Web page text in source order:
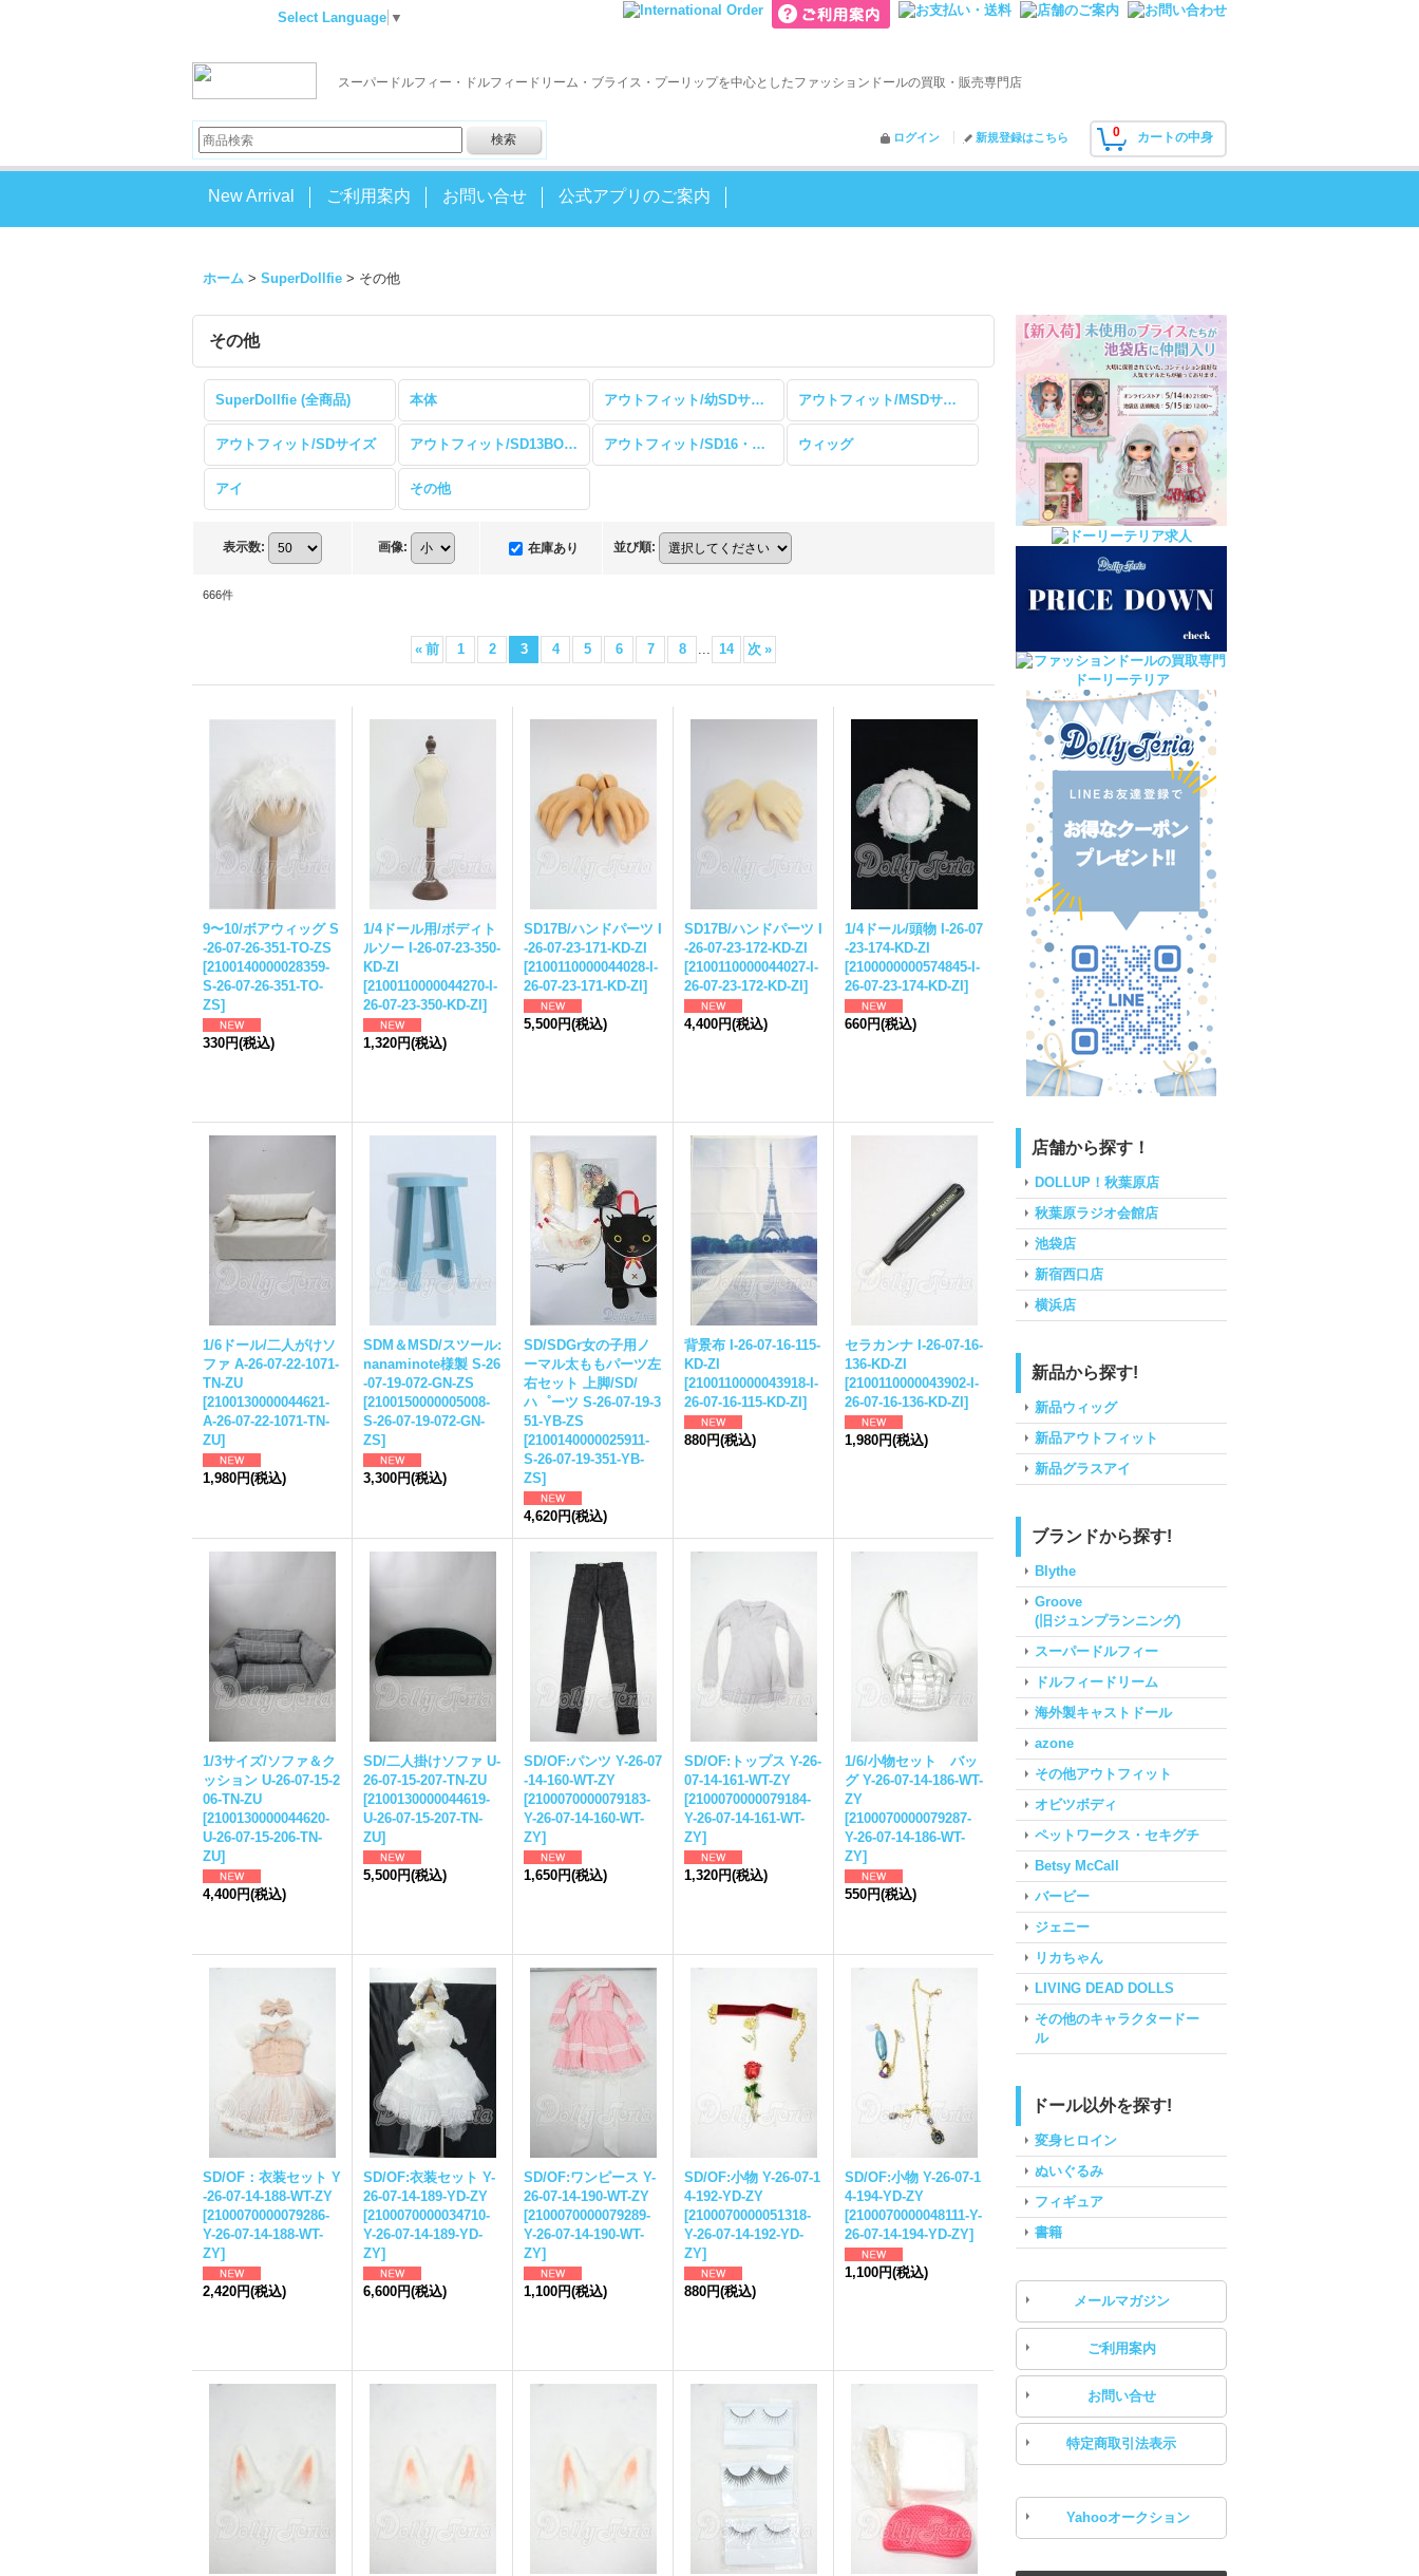
Select Language ▼
スーパードルフィー・ドルフィードリーム・ブライス・プーリップを中心としたファッションドールの買取・販売専門店
0 カートの中身
ログイン 新規登録はこちら
New Arrival ご利用案内 お問い合せ 公式アプリのご案内
ホーム > SuperDollfie > その他
その他
SuperDollfie (全商品) 本体 アウトフィット/幼SDサイズ アウトフィット/MSDサイズ
アウトフィット/SDサイズ アウトフィット/SD13BOYサイズ アウトフィット/SD16・SD17サイズ ウィッグ
アイ その他
表示数: 画像: 在庫あり 並び順:
666件
« 前 1 2 3 4 5 6 7 8 ... 14 次 »
9〜10/ボアウィッグ S
-26-07-26-351-TO-ZS
[2100140000028359-
S-26-07-26-351-TO-
ZS]
330円(税込)
1/4ドール用/ボディト
ルソー I-26-07-23-350-
KD-ZI
[2100110000044270-I-
26-07-23-350-KD-ZI ]
1,320円(税込)
SD17B/ハンドパーツ I
-26-07-23-171-KD-ZI
[2100110000044028-I-
26-07-23-171-KD-ZI ]
5,500円(税込)
SD17B/ハンドパーツ I
-26-07-23-172-KD-ZI
[2100110000044027-I-
26-07-23-172-KD-ZI ]
4,400円(税込)
1/4ドール/頭物 I-26-07
-23-174-KD-ZI
[2100000000574845-I-
26-07-23-174-KD-ZI ]
660円(税込)
1/6ドール/二人がけソ
ファ A-26-07-22-1071-
TN-ZU
[2100130000044621-
A-26-07-22-1071-TN-
ZU]
1,980円(税込)
SDM＆MSD/スツール:
nanaminote様製 S-26
-07-19-072-GN-ZS
[2100150000005008-
S-26-07-19-072-GN-
ZS]
3,300円(税込)
SD/SDGr女の子用ノ
ーマル太ももパーツ左
右セット 上脚/SD/
ハ゜ーツ S-26-07-19-3
51-YB-ZS
[2100140000025911-
S-26-07-19-351-YB-
ZS]
4,620円(税込)
背景布 I-26-07-16-115-
KD-ZI
[2100110000043918-I-
26-07-16-115-KD-ZI ]
880円(税込)
セラカンナ I-26-07-16-
136-KD-ZI
[2100110000043902-I-
26-07-16-136-KD-ZI ]
1,980円(税込)
1/3サイズ/ソファ＆ク
ッション U-26-07-15-2
06-TN-ZU
[2100130000044620-
U-26-07-15-206-TN-
ZU]
4,400円(税込)
SD/二人掛けソファ U-
26-07-15-207-TN-ZU
[2100130000044619-
U-26-07-15-207-TN-
ZU]
5,500円(税込)
SD/OF:パンツ Y-26-07
-14-160-WT-ZY
[2100070000079183-
Y-26-07-14-160-WT-
ZY]
1,650円(税込)
SD/OF:トップス Y-26-
07-14-161-WT-ZY
[2100070000079184-
Y-26-07-14-161-WT-
ZY]
1,320円(税込)
1/6/小物セット バッ
グ Y-26-07-14-186-WT-
ZY
[2100070000079287-
Y-26-07-14-186-WT-
ZY]
550円(税込)
SD/OF：衣装セット Y
-26-07-14-188-WT-ZY
[2100070000079286-
Y-26-07-14-188-WT-
ZY]
2,420円(税込)
SD/OF:衣装セット Y-
26-07-14-189-YD-ZY
[2100070000034710-
Y-26-07-14-189-YD-
ZY]
6,600円(税込)
SD/OF:ワンピース Y-
26-07-14-190-WT-ZY
[2100070000079289-
Y-26-07-14-190-WT-
ZY]
1,100円(税込)
SD/OF:小物 Y-26-07-1
4-192-YD-ZY
[2100070000051318-
Y-26-07-14-192-YD-
ZY]
880円(税込)
SD/OF:小物 Y-26-07-1
4-194-YD-ZY
[2100070000048111-Y-
26-07-14-194-YD-ZY]
1,100円(税込)
店舗から探す！
DOLLUP！秋葉原店
秋葉原ラジオ会館店
池袋店
新宿西口店
横浜店
新品から探す!
新品ウィッグ
新品アウトフィット
新品グラスアイ
ブランドから探す!
Blythe
Groove
(旧ジュンプランニング)
スーパードルフィー
ドルフィードリーム
海外製キャストドール
azone
その他アウトフィット
オビツボディ
ペットワークス・セキグチ
Betsy McCall
バービー
ジェニー
リカちゃん
LIVING DEAD DOLLS
その他のキャラクタードー
ル
ドール以外を探す!
変身ヒロイン
ぬいぐるみ
フィギュア
書籍
メールマガジン
ご利用案内
お問い合せ
特定商取引法表示
Yahooオークション